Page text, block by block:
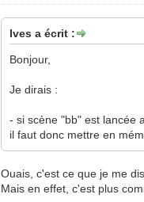
Ives a écrit :
Bonjour,
Je dirais :
- si scène "bb" est lancée
il faut donc mettre en
Ouais, c'est ce que je me
Mais en effet, c'est plus